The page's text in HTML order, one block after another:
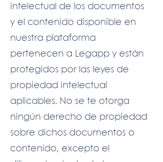
intelectual de los documentos
y el contenido disponible en
nuestra plataforma
pertenecen a Legapp y están
protegidos por las leyes de
propiedad intelectual
aplicables. No se te otorga
ningún derecho de propiedad
sobre dichos documentos o
contenido, excepto el